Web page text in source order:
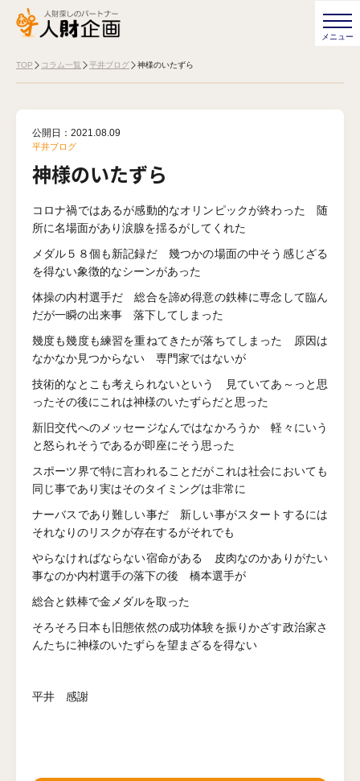
TOP コラム一覧 平井ブログ 神様のいたずら
公開日： 2021.08.09
平井ブログ
神様のいたずら
コロナ禍ではあるが感動的なオリンピックが終わった 随
所に名場面があり涙腺を揺るがしてくれた
メダル５８個も新記録だ 幾つかの場面の中そう感じざる
を得ない象徴的なシーンがあった
体操の内村選手だ 総合を諦め得意の鉄棒に専念して臨ん
だが一瞬の出来事 落下してしまった
幾度も幾度も練習を重ねてきたが落ちてしまった 原因は
なかなか見つからない 専門家ではないが
技術的なとこも考えられないという 見ていてあ～っと思
ったその後にこれは神様のいたずらだと思った
新旧交代へのメッセージなんではなかろうか 軽々にいう
と怒られそうであるが即座にそう思った
スポーツ界で特に言われることだがこれは社会においても
同じ事であり実はそのタイミングは非常に
ナーバスであり難しい事だ 新しい事がスタートするには
それなりのリスクが存在するがそれでも
やらなければならない宿命がある 皮肉なのかありがたい
事なのか内村選手の落下の後 橋本選手が
総合と鉄棒で金メダルを取った
そろそろ日本も旧態依然の成功体験を振りかざす政治家さ
んたちに神様のいたずらを望まざるを得ない
平井 感謝